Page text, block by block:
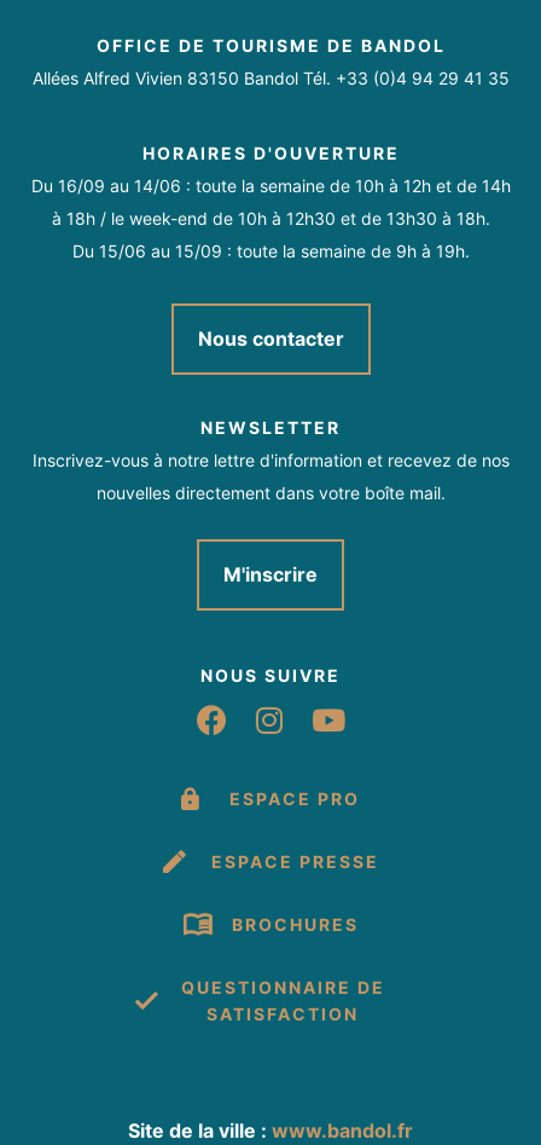
OFFICE DE TOURISME DE BANDOL
Allées Alfred Vivien 83150 Bandol Tél. +33 (0)4 94 29 41 35
HORAIRES D'OUVERTURE
Du 16/09 au 14/06 : toute la semaine de 10h à 12h et de 14h
à 18h / le week-end de 10h à 12h30 et de 13h30 à 18h.
Du 15/06 au 15/09 : toute la semaine de 9h à 19h.
Nous contacter
NEWSLETTER
Inscrivez-vous à notre lettre d'information et recevez de nos
nouvelles directement dans votre boîte mail.
M'inscrire
NOUS SUIVRE
Suivez-nous sur
Suivez-nous sur
Suivez-nous
ESPACE PRO
ESPACE PRESSE
BROCHURES
QUESTIONNAIRE DE
SATISFACTION
Site de la ville : www.bandol.fr